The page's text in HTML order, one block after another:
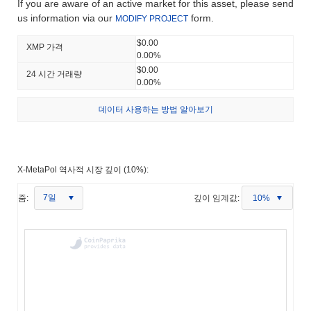
If you are aware of an active market for this asset, please send
us information via our MODIFY PROJECT form.
XMP 가격
$0.00
0.00%
24 시간 거래량
$0.00
0.00%
데이터 사용하는 방법 알아보기
X-MetaPol 역사적 시장 깊이 (10%):
줌: 7일 깊이 임계값: 10%